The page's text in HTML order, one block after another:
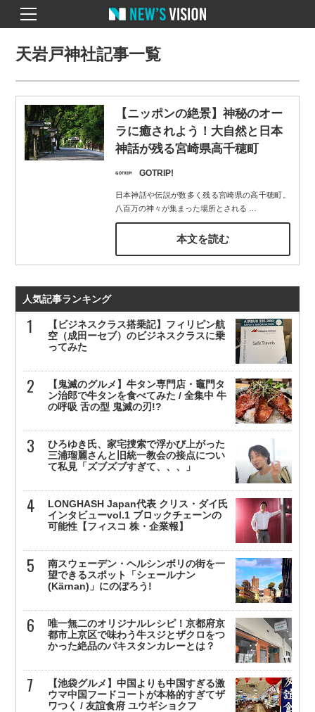
天岩戸神社記事一覧
【ニッポンの絶景】神秘のオー
ラに癒されよう！大自然と日本
神話が残る宮崎県高千穂町
GOTRIP!
日本神話や伝説が数多く残る宮崎県の高千穂町。
八百万の神々が集まった場所とされる
本文を読む
人気記事ランキング
【ビジネスクラス搭乗記】フィリピン航
空（成田ーセブ）のビジネスクラスに乗
ってみた
【鬼滅のグルメ】牛タン専門店・竈門タ
ン治郎で牛タンを食べてみた / 全集中 牛
の呼吸 舌の型 鬼滅の刃!?
ひろゆき氏、家宅捜索で浮かび上がった
三浦瑠麗さんと旧統一教会の接点につい
て私見「ズブズブすぎて、、、」
LONGHASH Japan代表 クリス・ダイ氏
インタビューvol.1 ブロックチェーンの
可能性【フィスコ 株・企業報】
南スウェーデン・ヘルシンボリの街を一
望できるスポット「シェールナン
(Kärnan)」にのぼろう!
唯一無二のオリジナルレシピ！京都府京
都市上京区で味わう牛スジとザクロをつ
かった絶品のパキスタンカレーとは？
【池袋グルメ】中国よりも中国すぎる激
ウマ中国フードコートが本格的すぎてザ
ワつく / 友誼食府 ユウギショクフ